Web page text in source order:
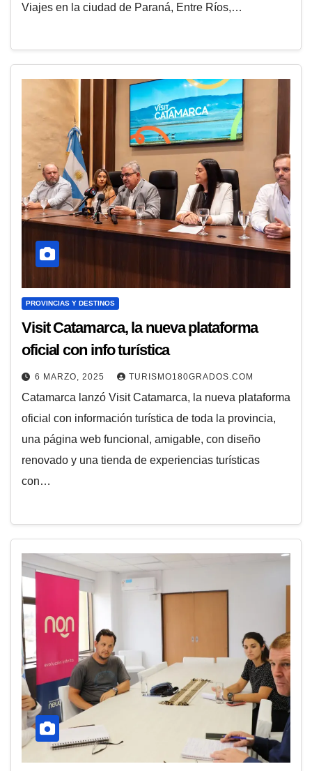
Viajes en la ciudad de Paraná, Entre Ríos,…
PROVINCIAS Y DESTINOS
Visit Catamarca, la nueva plataforma
oficial con info turística
6 MARZO, 2025 TURISMO180GRADOS.COM
Catamarca lanzó Visit Catamarca, la nueva plataforma
oficial con información turística de toda la provincia,
una página web funcional, amigable, con diseño
renovado y una tienda de experiencias turísticas
con…